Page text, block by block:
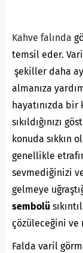
Kahve falında
temsil eder.
şekiller daha
almanıza
hayatınızda
sıkıldığınızı
konuda sıkkın
genellikle
sevmediğinizi
gelmeye
sembolü
çözüleceğini ve
Falda varil